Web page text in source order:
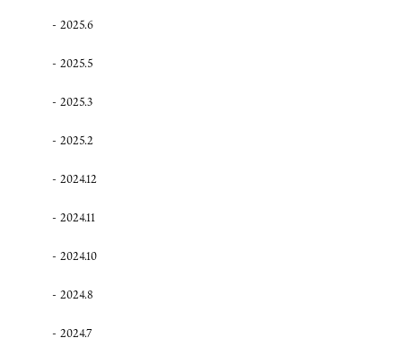
2025.6
2025.5
2025.3
2025.2
2024.12
2024.11
2024.10
2024.8
2024.7